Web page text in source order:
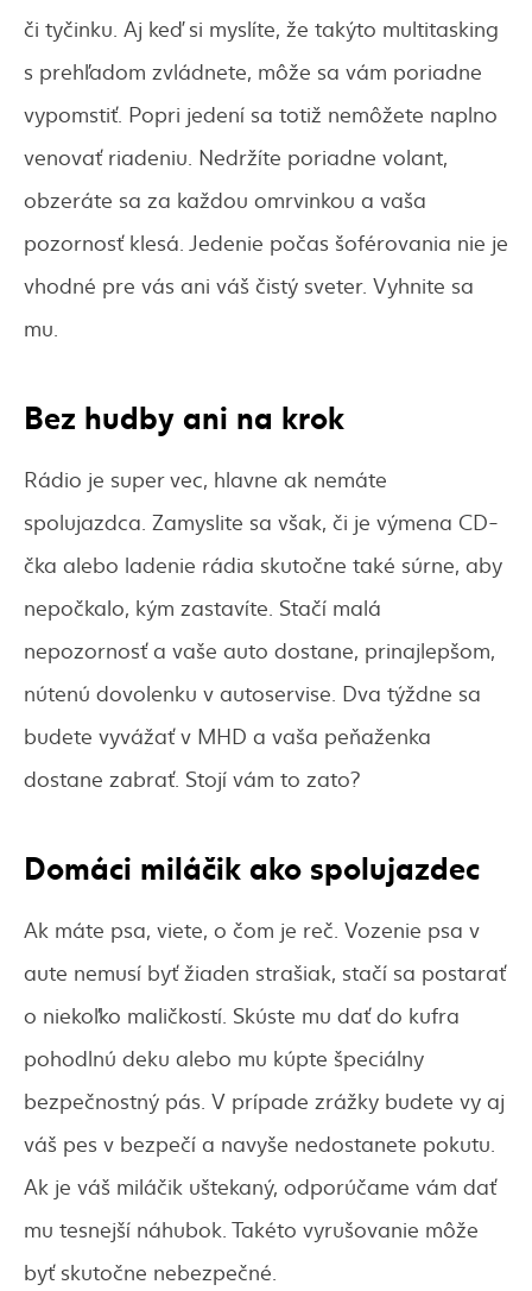
či tyčinku. Aj keď si myslíte, že takýto multitasking
s prehľadom zvládnete, môže sa vám poriadne
vypomstiť. Popri jedení sa totiž nemôžete naplno
venovať riadeniu. Nedržíte poriadne volant,
obzeráte sa za každou omrvinkou a vaša
pozornosť klesá. Jedenie počas šoférovania nie je
vhodné pre vás ani váš čistý sveter. Vyhnite sa
mu.
Bez hudby ani na krok
Rádio je super vec, hlavne ak nemáte
spolujazdca. Zamyslite sa však, či je výmena CD-
čka alebo ladenie rádia skutočne také súrne, aby
nepočkalo, kým zastavíte. Stačí malá
nepozornosť a vaše auto dostane, prinajlepšom,
nútenú dovolenku v autoservise. Dva týždne sa
budete vyvážať v MHD a vaša peňaženka
dostane zabrať. Stojí vám to zato?
Domáci miláčik ako spolujazdec
Ak máte psa, viete, o čom je reč. Vozenie psa v
aute nemusí byť žiaden strašiak, stačí sa postarať
o niekoľko maličkostí. Skúste mu dať do kufra
pohodlnú deku alebo mu kúpte špeciálny
bezpečnostný pás. V prípade zrážky budete vy aj
váš pes v bezpečí a navyše nedostanete pokutu.
Ak je váš miláčik uštekaný, odporúčame vám dať
mu tesnejší náhubok. Takéto vyrušovanie môže
byť skutočne nebezpečné.